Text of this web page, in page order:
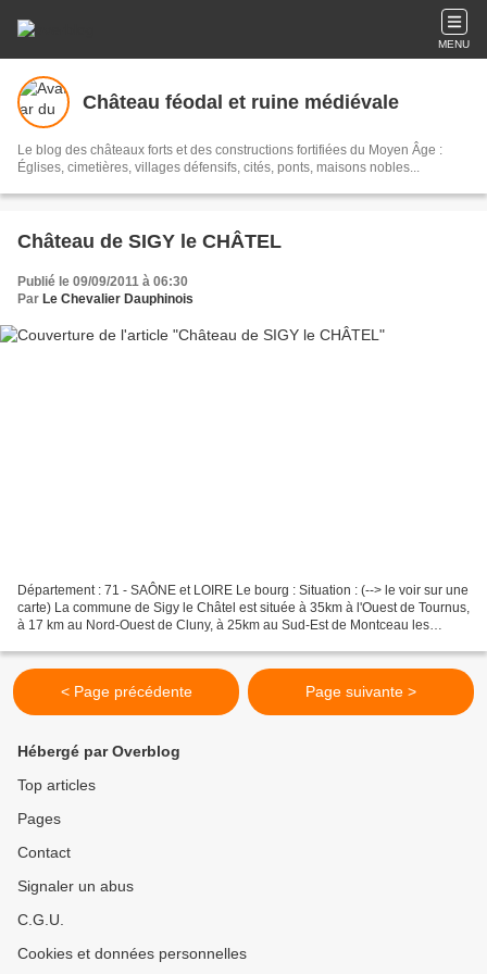
MENU
Château féodal et ruine médiévale
Le blog des châteaux forts et des constructions fortifiées du Moyen Âge :
Églises, cimetières, villages défensifs, cités, ponts, maisons nobles...
Château de SIGY le CHÂTEL
Publié le 09/09/2011 à 06:30
Par Le Chevalier Dauphinois
Département : 71 - SAÔNE et LOIRE Le bourg : Situation : (--> le voir sur une
carte) La commune de Sigy le Châtel est située à 35km à l'Ouest de Tournus,
à 17 km au Nord-Ouest de Cluny, à 25km au Sud-Est de Montceau les
< Page précédente Page suivante >
Hébergé par Overblog
Top articles
Pages
Contact
Signaler un abus
C.G.U.
Cookies et données personnelles